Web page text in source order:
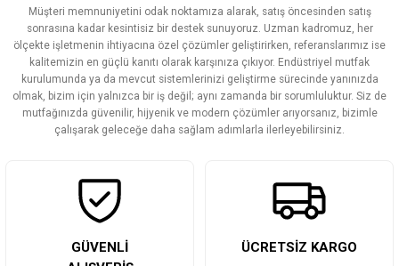
Müşteri memnuniyetini odak noktamıza alarak, satış öncesinden satış
sonrasına kadar kesintisiz bir destek sunuyoruz. Uzman kadromuz, her
ölçekte işletmenin ihtiyacına özel çözümler geliştirirken, referanslarımız ise
kalitemizin en güçlü kanıtı olarak karşınıza çıkıyor. Endüstriyel mutfak
kurulumunda ya da mevcut sistemlerinizi geliştirme sürecinde yanınızda
olmak, bizim için yalnızca bir iş değil; aynı zamanda bir sorumluluktur. Siz de
mutfağınızda güvenilir, hijyenik ve modern çözümler arıyorsanız, bizimle
çalışarak geleceğe daha sağlam adımlarla ilerleyebilirsiniz.
GÜVENLİ
ÜCRETSİZ KARGO